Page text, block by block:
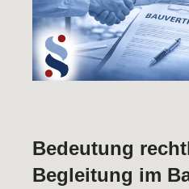
Bedeutung
Begleitung im